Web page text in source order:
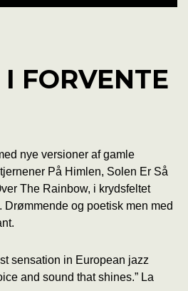
FORVENTE
nye versioner af gamle
På Himlen, Solen Er Så
The Rainbow, i krydsfeltet
og poetisk men med
sensation in European jazz
and sound that shines.” La